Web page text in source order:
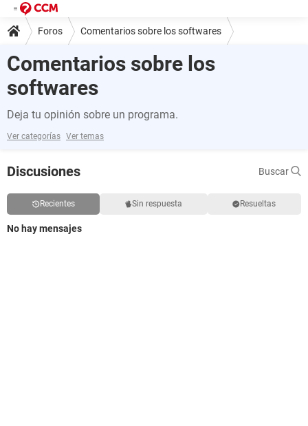
Foros Comentarios sobre los softwares
Comentarios sobre los
softwares
Deja tu opinión sobre un programa.
Ver categorías Ver temas
Discusiones Buscar
Recientes Sin respuesta Resueltas
No hay mensajes